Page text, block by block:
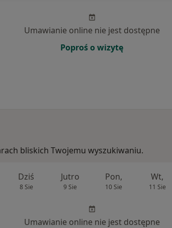
Umawianie online nie jest dostępne
Poproś o wizytę
bliskich Twojemu wyszukiwaniu.
Dziś
8 Sie
Jutro
9 Sie
Pon,
10 Sie
Wt,
11 Sie
Umawianie online nie jest dostępne